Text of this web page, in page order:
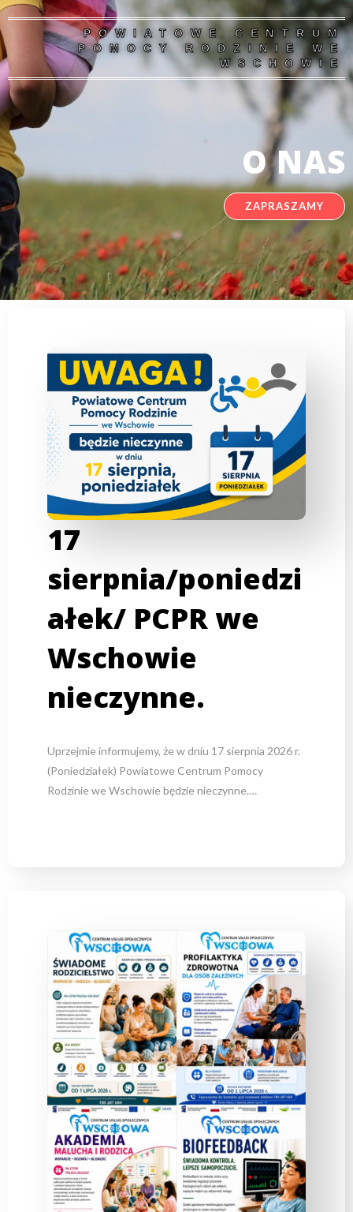
POWIATOWE CENTRUM
POMOCY RODZINIE WE
WSCHOWIE
O NAS
ZAPRASZAMY
17
sierpnia/poniedzi
ałek/ PCPR we
Wschowie
nieczynne.
Uprzejmie informujemy, że w dniu 17 sierpnia 2026 r.
(Poniedziałek) Powiatowe Centrum Pomocy
Rodzinie we Wschowie będzie nieczynne.…